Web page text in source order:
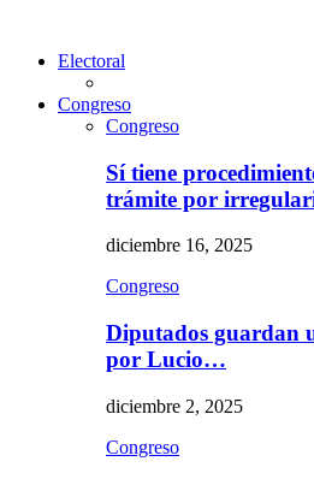
Electoral
Congreso
Congreso
Sí tiene
trámite por
diciembre 16, 2025
Congreso
Diputados guardan
por Lucio…
diciembre 2, 2025
Congreso